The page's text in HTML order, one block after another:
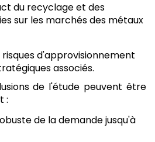
du recyclage et des
sur les marchés des métaux
d'approvisionnement
associés.
de l'étude peuvent être
:
de la demande jusqu'à